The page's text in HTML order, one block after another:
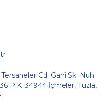
Cd. Gani Sk. Nuh
P.K. 34944 İçmeler, Tuzla,